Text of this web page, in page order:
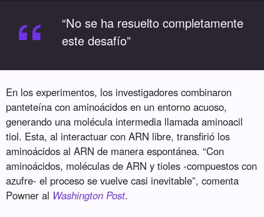
“
“No se ha resuelto completamente
este desafío”
En los experimentos, los investigadores combinaron
panteteína con aminoácidos en un entorno acuoso,
generando una molécula intermedia llamada aminoacil
tiol. Esta, al interactuar con ARN libre, transfirió los
aminoácidos al ARN de manera espontánea. “Con
aminoácidos, moléculas de ARN y tioles -compuestos con
azufre- el proceso se vuelve casi inevitable”, comenta
Powner al Washington Post.